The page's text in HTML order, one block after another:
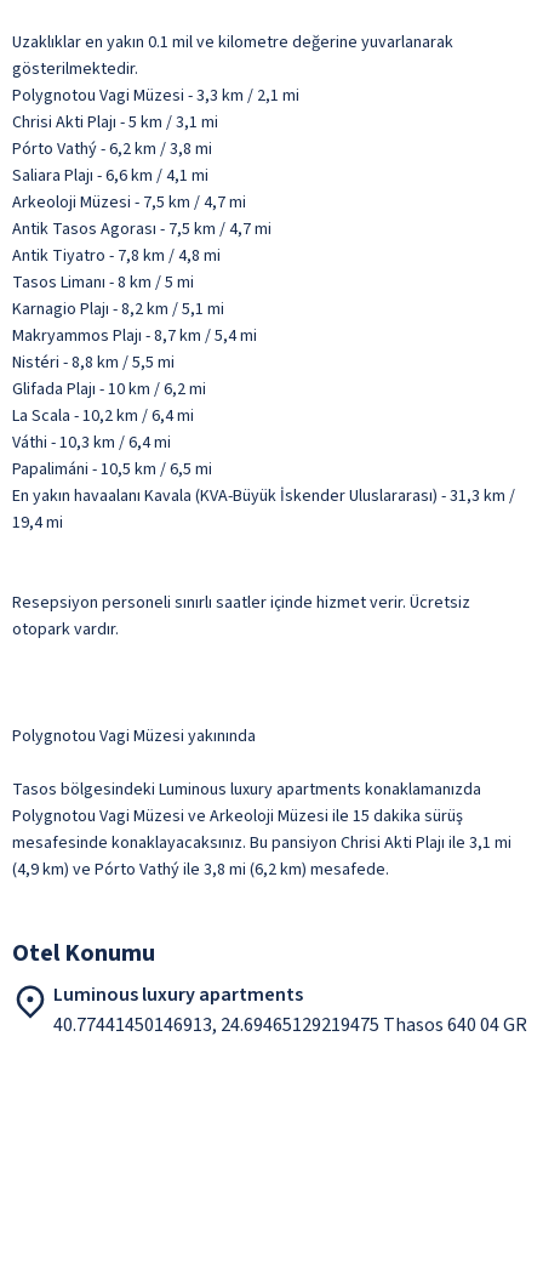
Uzaklıklar en yakın 0.1 mil ve kilometre değerine yuvarlanarak
gösterilmektedir.
Polygnotou Vagi Müzesi - 3,3 km / 2,1 mi
Chrisi Akti Plajı - 5 km / 3,1 mi
Pórto Vathý - 6,2 km / 3,8 mi
Saliara Plajı - 6,6 km / 4,1 mi
Arkeoloji Müzesi - 7,5 km / 4,7 mi
Antik Tasos Agorası - 7,5 km / 4,7 mi
Antik Tiyatro - 7,8 km / 4,8 mi
Tasos Limanı - 8 km / 5 mi
Karnagio Plajı - 8,2 km / 5,1 mi
Makryammos Plajı - 8,7 km / 5,4 mi
Nistéri - 8,8 km / 5,5 mi
Glifada Plajı - 10 km / 6,2 mi
La Scala - 10,2 km / 6,4 mi
Váthi - 10,3 km / 6,4 mi
Papalimáni - 10,5 km / 6,5 mi
En yakın havaalanı Kavala (KVA-Büyük İskender Uluslararası) - 31,3 km /
19,4 mi
Resepsiyon personeli sınırlı saatler içinde hizmet verir. Ücretsiz
otopark vardır.
Polygnotou Vagi Müzesi yakınında
Tasos bölgesindeki Luminous luxury apartments konaklamanızda
Polygnotou Vagi Müzesi ve Arkeoloji Müzesi ile 15 dakika sürüş
mesafesinde konaklayacaksınız. Bu pansiyon Chrisi Akti Plajı ile 3,1 mi
(4,9 km) ve Pórto Vathý ile 3,8 mi (6,2 km) mesafede.
Otel Konumu
Luminous luxury apartments
40.77441450146913, 24.69465129219475 Thasos 640 04 GR